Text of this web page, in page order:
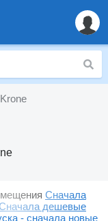
Сначала
дешевые
- сначала новые